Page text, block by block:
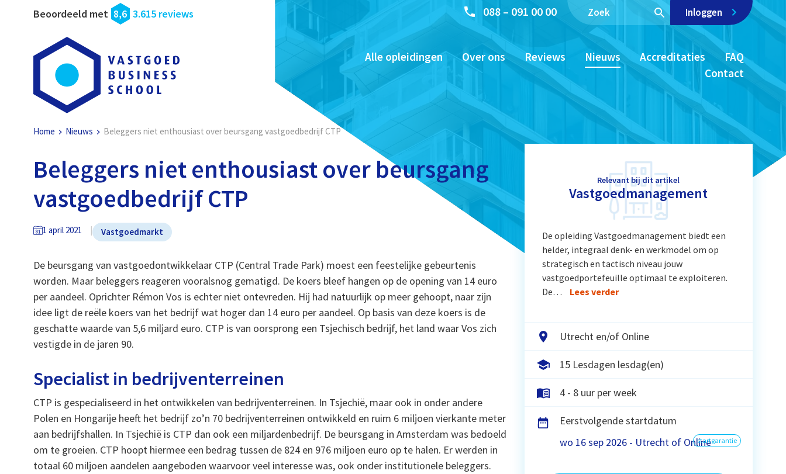
Beoordeeld met 8,6 3.615 reviews 088 – 091 00 00 Inloggen
Alle opleidingen Over ons Reviews Nieuws Accreditaties
FAQ
Contact
Home Nieuws Beleggers niet enthousiast over beursgang vastgoedbedrijf CTP
Beleggers niet enthousiast over beursgang
vastgoedbedrijf CTP
1 april 2021 Vastgoedmarkt
De beursgang van vastgoedontwikkelaar CTP (Central Trade Park) moest een feestelijke gebeurtenis
worden. Maar beleggers reageren vooralsnog gematigd. De koers bleef hangen op de opening van 14 euro
per aandeel. Oprichter Rémon Vos is echter niet ontevreden. Hij had natuurlijk op meer gehoopt, naar zijn
idee ligt de reële koers van het bedrijf wat hoger dan 14 euro per aandeel. Op basis van deze koers is de
geschatte waarde van 5,6 miljard euro. CTP is van oorsprong een Tsjechisch bedrijf, het land waar Vos zich
vestigde in de jaren 90.
Specialist in bedrijventerreinen
CTP is gespecialiseerd in het ontwikkelen van bedrijventerreinen. In Tsjechië, maar ook in onder andere
Polen en Hongarije heeft het bedrijf zo’n 70 bedrijventerreinen ontwikkeld en ruim 6 miljoen vierkante meter
aan bedrijfshallen. In Tsjechië is CTP dan ook een miljardenbedrijf. De beursgang in Amsterdam was bedoeld
om te groeien. CTP hoopt hiermee een bedrag tussen de 824 en 976 miljoen euro op te halen. Er werden in
totaal 60 miljoen aandelen aangeboden waarvoor veel interesse was, ook onder institutionele beleggers.
Relevant bij dit artikel
Vastgoedmanagement
De opleiding Vastgoedmanagement biedt een
helder, integraal denk- en werkmodel om op
strategisch en tactisch niveau jouw
vastgoedportefeuille optimaal te exploiteren.
De…
Lees verder
Utrecht en/of Online
15 Lesdagen lesdag(en)
4 - 8 uur per week
Eerstvolgende startdatum
wo 16 sep 2026 - Utrecht of Onlinestartgarantie